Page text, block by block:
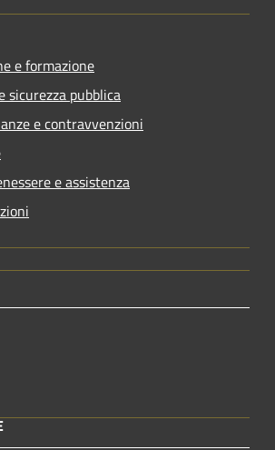
e formazione
sicurezza pubblica
e contravvenzioni
e assistenza